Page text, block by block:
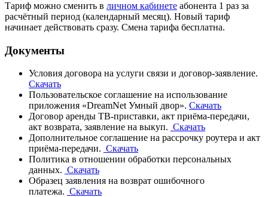
Тариф можно сменить в личном кабинете абонента 1 раз за
расчётный период (календарный месяц). Новый тариф
начинает действовать сразу. Смена тарифа бесплатна.
Документы
Условия договора на услуги связи и договор-заявление.
Скачать
Пользовательское соглашение на использование
приложения «DreamNet Умный двор». Скачать
Договор аренды ТВ-приставки, акт приёма-передачи,
акт возврата, заявление на выкуп. Скачать
Дополнительное соглашение на рассрочку роутера и акт
приёма-передачи. Скачать
Политика в отношении обработки персональных
данных. Скачать
Образец заявления на возврат ошибочного
платежа. Скачать